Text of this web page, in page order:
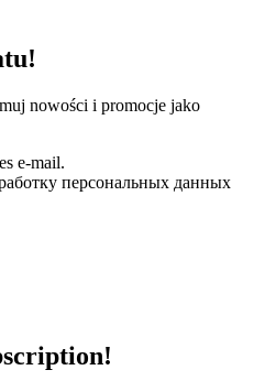
nowości i promocje jako
e-mail.
персональных данных